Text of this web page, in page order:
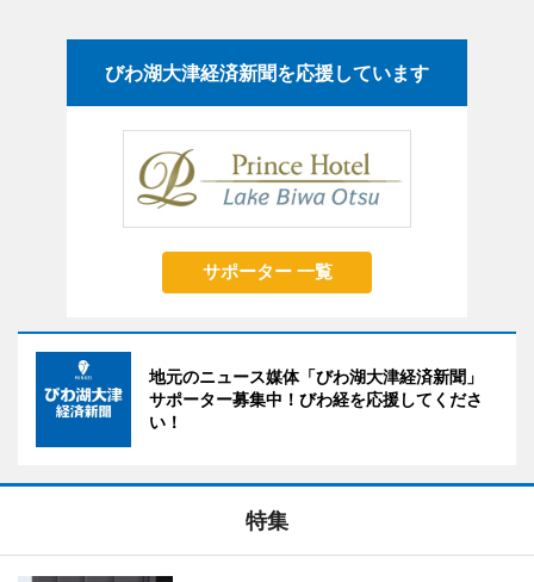
びわ湖大津経済新聞を応援しています
サポーター 一覧
地元のニュース媒体「びわ湖大津経済新聞」
サポーター募集中！びわ経を応援してくださ
い！
特集